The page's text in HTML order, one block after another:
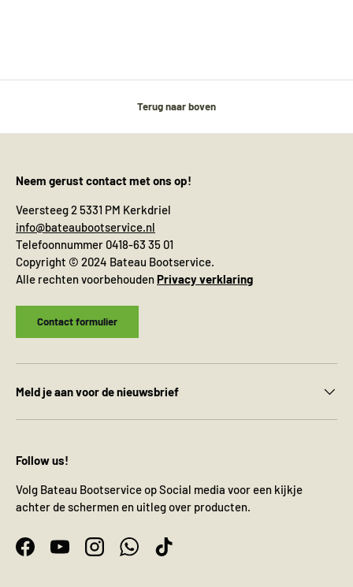
Terug naar boven
Neem gerust contact met ons op!
Veersteeg 2 5331 PM Kerkdriel
info@bateaubootservice.nl
Telefoonnummer 0418-63 35 01
Copyright © 2024 Bateau Bootservice.
Alle rechten voorbehoudenPrivacy verklaring
Contact formulier
Meld je aan voor de nieuwsbrief
Follow us!
Volg Bateau Bootservice op Social media voor een kijkje
achter de schermen en uitleg over producten.
FacebookYouTubeInstagramWhatsAppTikTok